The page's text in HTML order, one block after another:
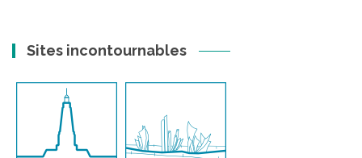
Sites incontournables